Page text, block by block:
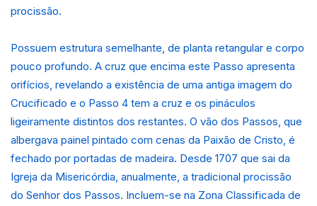
procissão.
Possuem estrutura semelhante, de planta retangular e corpo
pouco profundo. A cruz que encima este Passo apresenta
orifícios, revelando a existência de uma antiga imagem do
Crucificado e o Passo 4 tem a cruz e os pináculos
ligeiramente distintos dos restantes. O vão dos Passos, que
albergava painel pintado com cenas da Paixão de Cristo, é
fechado por portadas de madeira. Desde 1707 que sai da
Igreja da Misericórdia, anualmente, a tradicional procissão
do Senhor dos Passos. Incluem-se na Zona Classificada de